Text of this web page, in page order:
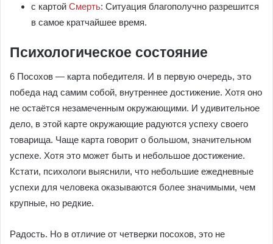
с картой Смерть: Ситуация благополучно разрешится
в самое кратчайшее время.
Психологическое состояние
6 Посохов — карта победителя. И в первую очередь, это
победа над самим собой, внутреннее достижение. Хотя оно
не остаётся незамеченным окружающими. И удивительное
дело, в этой карте окружающие радуются успеху своего
товарища. Чаще карта говорит о большом, значительном
успехе. Хотя это может быть и небольшое достижение.
Кстати, психологи выяснили, что небольшие ежедневные
успехи для человека оказываются более значимыми, чем
крупные, но редкие.
Радость. Но в отличие от четверки посохов, это не